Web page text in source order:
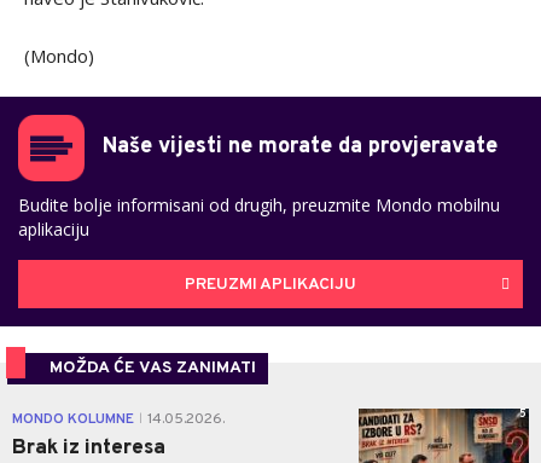
(Mondo)
Naše vijesti ne morate da provjeravate
Budite bolje informisani od drugih, preuzmite Mondo mobilnu
aplikaciju
PREUZMI APLIKACIJU
MOŽDA ĆE VAS ZANIMATI
MONDO KOLUMNE 14.05.2026.
Brak iz interesa
5